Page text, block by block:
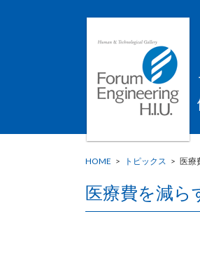
HOME > トピックス > 医療
医療費を減ら